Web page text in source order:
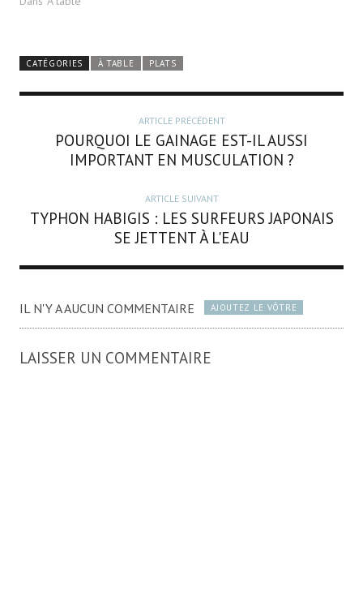
CATÉGORIES À TABLE PLATS
ARTICLE PRÉCÉDENT
POURQUOI LE GAINAGE EST-IL AUSSI
IMPORTANT EN MUSCULATION ?
ARTICLE SUIVANT
TYPHON HABIGIS : LES SURFEURS JAPONAIS
SE JETTENT À L'EAU
IL N'Y A AUCUN COMMENTAIRE AJOUTEZ LE VÔTRE
LAISSER UN COMMENTAIRE